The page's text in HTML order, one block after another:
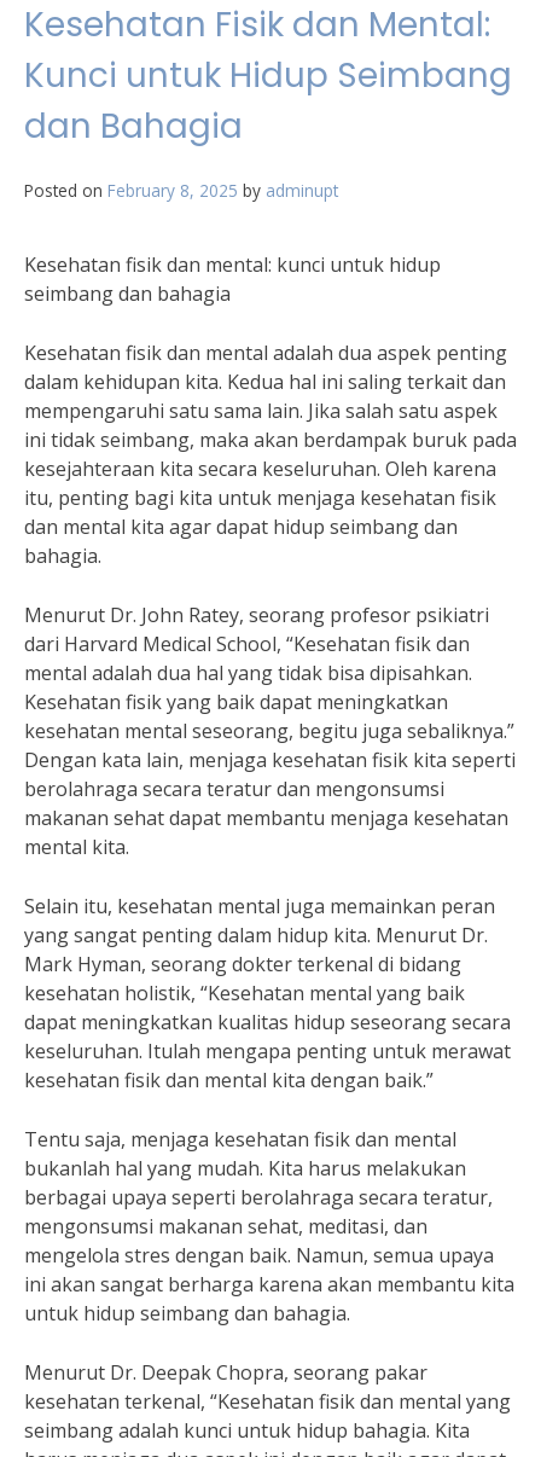
Kesehatan Fisik dan Mental:
Kunci untuk Hidup Seimbang
dan Bahagia
Posted on February 8, 2025 by adminupt
Kesehatan fisik dan mental: kunci untuk hidup
seimbang dan bahagia
Kesehatan fisik dan mental adalah dua aspek penting
dalam kehidupan kita. Kedua hal ini saling terkait dan
mempengaruhi satu sama lain. Jika salah satu aspek
ini tidak seimbang, maka akan berdampak buruk pada
kesejahteraan kita secara keseluruhan. Oleh karena
itu, penting bagi kita untuk menjaga kesehatan fisik
dan mental kita agar dapat hidup seimbang dan
bahagia.
Menurut Dr. John Ratey, seorang profesor psikiatri
dari Harvard Medical School, “Kesehatan fisik dan
mental adalah dua hal yang tidak bisa dipisahkan.
Kesehatan fisik yang baik dapat meningkatkan
kesehatan mental seseorang, begitu juga sebaliknya.”
Dengan kata lain, menjaga kesehatan fisik kita seperti
berolahraga secara teratur dan mengonsumsi
makanan sehat dapat membantu menjaga kesehatan
mental kita.
Selain itu, kesehatan mental juga memainkan peran
yang sangat penting dalam hidup kita. Menurut Dr.
Mark Hyman, seorang dokter terkenal di bidang
kesehatan holistik, “Kesehatan mental yang baik
dapat meningkatkan kualitas hidup seseorang secara
keseluruhan. Itulah mengapa penting untuk merawat
kesehatan fisik dan mental kita dengan baik.”
Tentu saja, menjaga kesehatan fisik dan mental
bukanlah hal yang mudah. Kita harus melakukan
berbagai upaya seperti berolahraga secara teratur,
mengonsumsi makanan sehat, meditasi, dan
mengelola stres dengan baik. Namun, semua upaya
ini akan sangat berharga karena akan membantu kita
untuk hidup seimbang dan bahagia.
Menurut Dr. Deepak Chopra, seorang pakar
kesehatan terkenal, “Kesehatan fisik dan mental yang
seimbang adalah kunci untuk hidup bahagia. Kita